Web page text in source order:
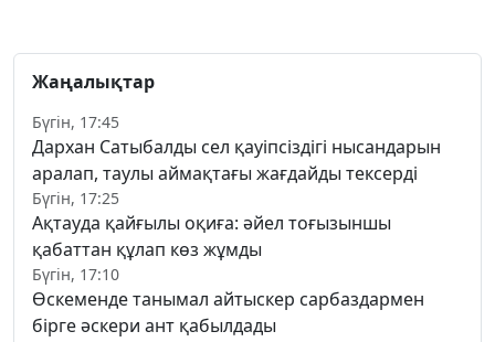
Жаңалықтар
Бүгін, 17:45
Дархан Сатыбалды сел қауіпсіздігі нысандарын
аралап, таулы аймақтағы жағдайды тексерді
Бүгін, 17:25
Ақтауда қайғылы оқиға: әйел тоғызыншы
қабаттан құлап көз жұмды
Бүгін, 17:10
Өскеменде танымал айтыскер сарбаздармен
бірге әскери ант қабылдады